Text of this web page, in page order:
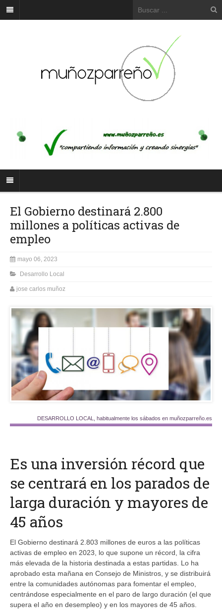
El Gobierno destinará 2.800
millones a políticas activas de
empleo
mayo 06, 2023
Desarrollo Local
jose carlos muñoz
DESARROLLO LOCAL, habitualmente los sábados en muñozparreño.es
Es una inversión récord que
se centrará en los parados de
larga duración y mayores de
45 años
El Gobierno destinará 2.803 millones de euros a las políticas
activas de empleo en 2023, lo que supone un récord, la cifra
más elevada de la historia destinada a estas partidas. Lo ha
aprobado esta mañana en Consejo de Ministros, y se distribuirá
entre la comunidades autónomas para fomentar el empleo,
centrándose especialmente en el paro de largo duración (el que
supera el año en desempleo) y en los mayores de 45 años.